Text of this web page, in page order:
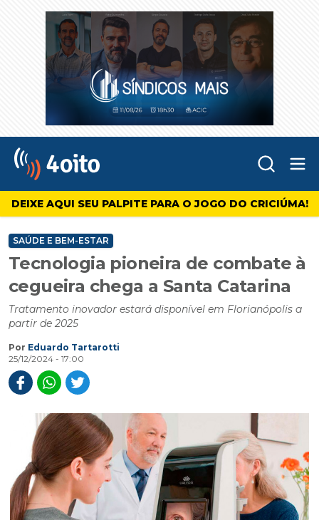
4oito
DEIXE AQUI SEU PALPITE PARA O JOGO DO CRICIÚMA!
SAÚDE E BEM-ESTAR
Tecnologia pioneira de combate à
cegueira chega a Santa Catarina
Tratamento inovador estará disponível em Florianópolis a
partir de 2025
Por Eduardo Tartarotti
25/12/2024 - 17:00